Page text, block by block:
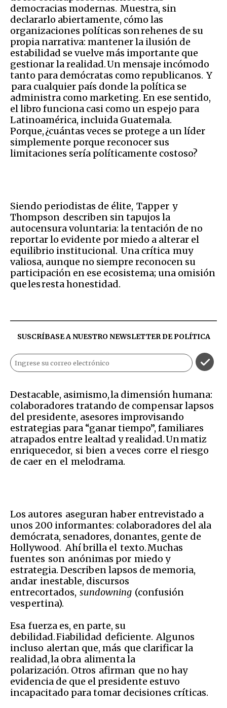
democracias modernas. Muestra, sin
declararlo abiertamente, cómo las
organizaciones políticas son rehenes de su
propia narrativa: mantener la ilusión de
estabilidad se vuelve más importante que
gestionar la realidad. Un mensaje incómodo
tanto para demócratas como republicanos. Y
para cualquier país donde la política se
administra como marketing. En ese sentido,
el libro funciona casi como un espejo para
Latinoamérica, incluida Guatemala.
Porque, ¿cuántas veces se protege a un líder
simplemente porque reconocer sus
limitaciones sería políticamente costoso?
Siendo periodistas de élite, Tapper y
Thompson describen sin tapujos la
autocensura voluntaria: la tentación de no
reportar lo evidente por miedo a alterar el
equilibrio institucional. Una crítica muy
valiosa, aunque no siempre reconocen su
participación en ese ecosistema; una omisión
que les resta honestidad.
SUSCRÍBASE A NUESTRO NEWSLETTER DEPOLÍTICA
Destacable, asimismo, la dimensión humana:
colaboradores tratando de compensar lapsos
del presidente, asesores improvisando
estrategias para “ganar tiempo”, familiares
atrapados entre lealtad y realidad. Un matiz
enriquecedor, si bien a veces corre el riesgo
de caer en el melodrama.
Los autores aseguran haber entrevistado a
unos 200 informantes: colaboradores del ala
demócrata, senadores, donantes, gente de
Hollywood. Ahí brilla el texto. Muchas
fuentes son anónimas por miedo y
estrategia. Describen lapsos de memoria,
andar inestable, discursos
entrecortados, sundowning (confusión
vespertina).
Esa fuerza es, en parte, su
debilidad. Fiabilidad deficiente. Algunos
incluso alertan que, más que clarificar la
realidad, la obra alimenta la
polarización. Otros afirman que no hay
evidencia de que el presidente estuvo
incapacitado para tomar decisiones críticas.